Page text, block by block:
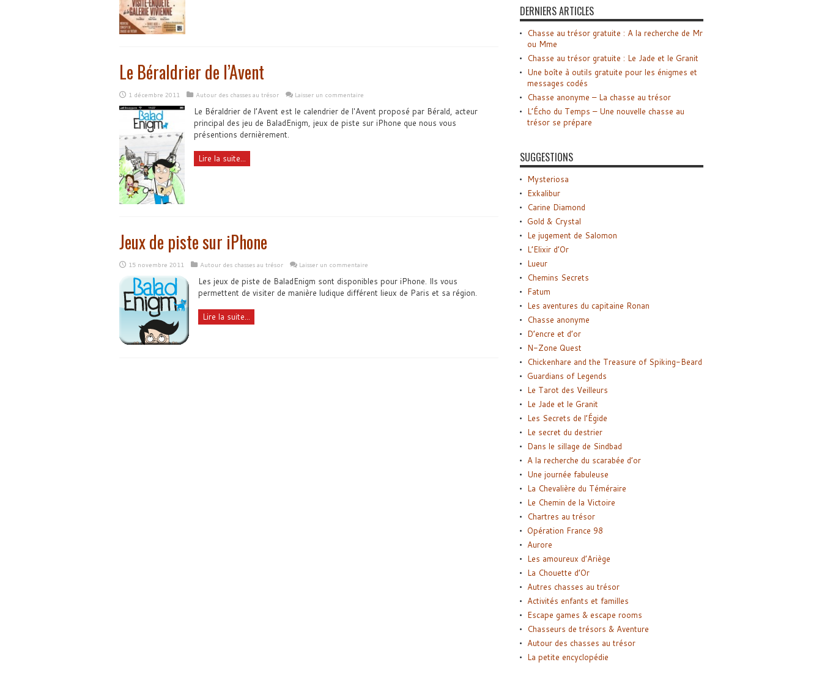
Le Béraldrier de l’Avent
1 décembre 2011 Autour des chasses au trésor Laisser un commentaire
Le Béraldrier de l’Avent est le calendrier de l'Avent proposé par Bérald, acteur
principal des jeu de BaladEnigm, jeux de piste sur iPhone que nous vous
présentions dernièrement.
Lire la suite...
Jeux de piste sur iPhone
15 novembre 2011 Autour des chasses au trésor Laisser un commentaire
Les jeux de piste de BaladEnigm sont disponibles pour iPhone. Ils vous
permettent de visiter de manière ludique différent lieux de Paris et sa région.
Lire la suite...
DERNIERS ARTICLES
Chasse au trésor gratuite : A la recherche de Mr
ou Mme
Chasse au trésor gratuite : Le Jade et le Granit
Une boîte à outils gratuite pour les énigmes et
messages codés
Chasse anonyme – La chasse au trésor
L’Écho du Temps – Une nouvelle chasse au
trésor se prépare
SUGGESTIONS
Mysteriosa
Exkalibur
Carine Diamond
Gold & Crystal
Le jugement de Salomon
L’Elixir d’Or
Lueur
Chemins Secrets
Fatum
Les aventures du capitaine Ronan
Chasse anonyme
D’encre et d’or
N-Zone Quest
Chickenhare and the Treasure of Spiking-Beard
Guardians of Legends
Le Tarot des Veilleurs
Le Jade et le Granit
Les Secrets de l’Égide
Le secret du destrier
Dans le sillage de Sindbad
A la recherche du scarabée d’or
Une journée fabuleuse
La Chevalière du Téméraire
Le Chemin de la Victoire
Chartres au trésor
Opération France 98
Aurore
Les amoureux d’Ariège
La Chouette d’Or
Autres chasses au trésor
Activités enfants et familles
Escape games & escape rooms
Chasseurs de trésors & Aventure
Autour des chasses au trésor
La petite encyclopédie